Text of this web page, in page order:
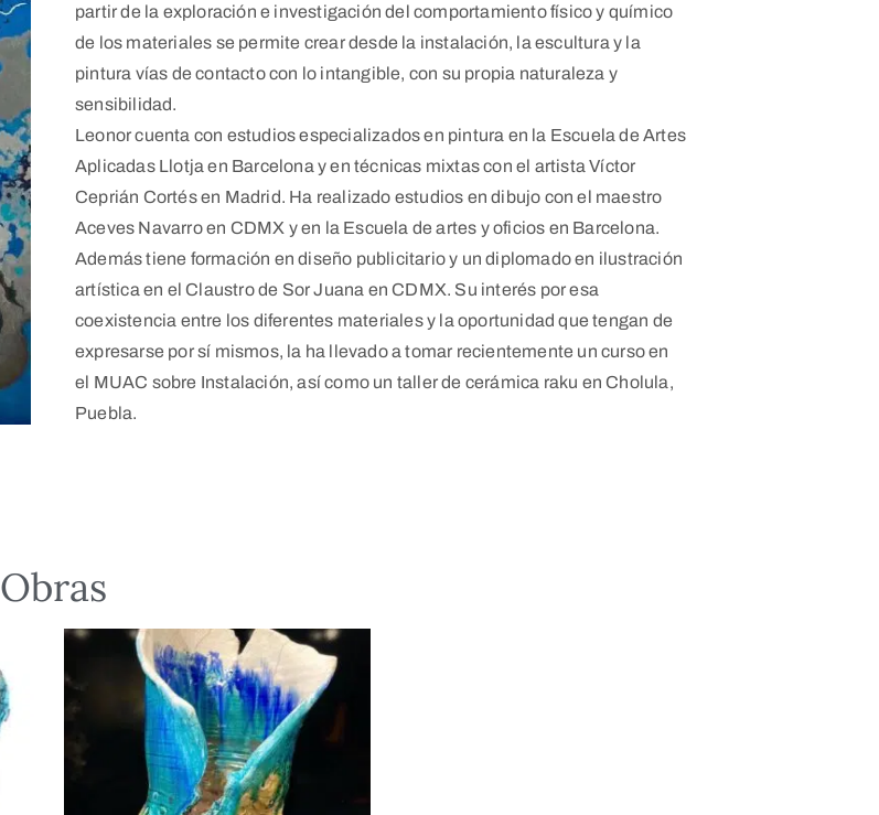
partir de la exploración e investigación del comportamiento físico y químico
de los materiales se permite crear desde la instalación, la escultura y la
pintura vías de contacto con lo intangible, con su propia naturaleza y
sensibilidad.
Leonor cuenta con estudios especializados en pintura en la Escuela de Artes
Aplicadas Llotja en Barcelona y en técnicas mixtas con el artista Víctor
Ceprián Cortés en Madrid. Ha realizado estudios en dibujo con el maestro
Aceves Navarro en CDMX y en la Escuela de artes y oficios en Barcelona.
Además tiene formación en diseño publicitario y un diplomado en ilustración
artística en el Claustro de Sor Juana en CDMX. Su interés por esa
coexistencia entre los diferentes materiales y la oportunidad que tengan de
expresarse por sí mismos, la ha llevado a tomar recientemente un curso en
el MUAC sobre Instalación, así como un taller de cerámica raku en Cholula,
Puebla.
Obras